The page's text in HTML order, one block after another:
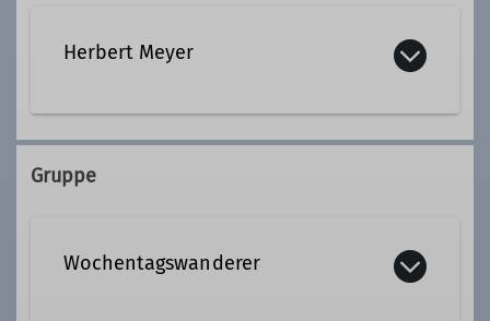
Herbert Meyer
08153 7050
Gruppe
Wochentagswanderer